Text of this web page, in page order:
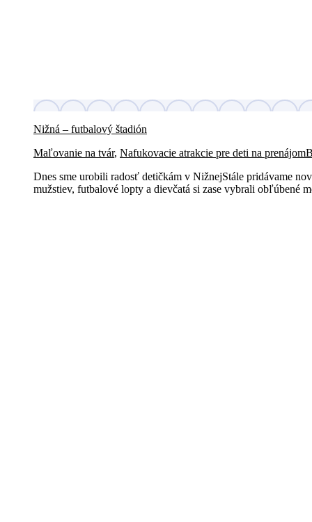
Nižná – futbalový štadión
Maľovanie na tvár, Nafukovacie atrakcie pre deti na prenájom
Dnes sme urobili radosť detičkám v NižnejStále pridávame
mužstiev, futbalové lopty a dievčatá si zase vybrali obľúbené